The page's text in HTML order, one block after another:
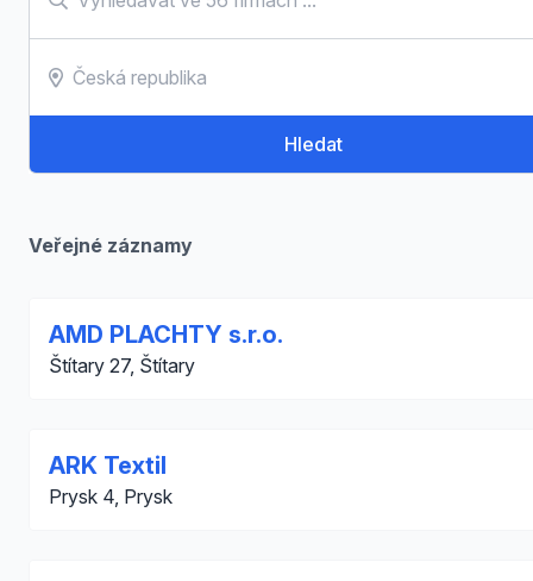
Hledat
Veřejné záznamy
AMD PLACHTY s.r.o.
Štítary 27, Štítary
ARK Textil
Prysk 4, Prysk